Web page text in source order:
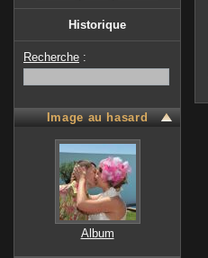
Historique
Recherche :
Image au hasard
Album